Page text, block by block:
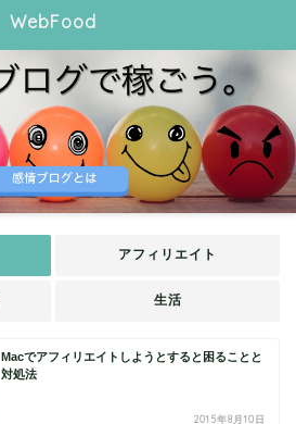
WebFood
アフィリエイト
生活
Macでアフィリエイトしようとすると困ることと
対処法
2015年8月10日